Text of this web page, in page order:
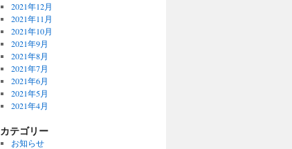
2021年12月
2021年11月
2021年10月
2021年9月
2021年8月
2021年7月
2021年6月
2021年5月
2021年4月
カテゴリー
お知らせ